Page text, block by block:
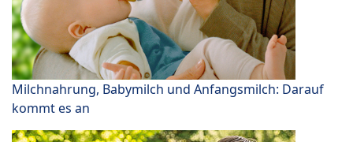
Milchnahrung, Babymilch und Anfangsmilch: Darauf
kommt es an